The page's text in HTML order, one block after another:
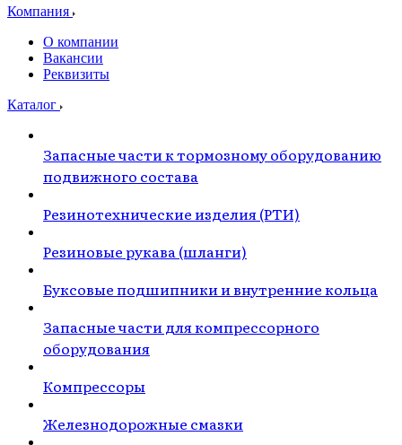
Компания
О компании
Вакансии
Реквизиты
Каталог
Запасные части к тормозному оборудованию
подвижного состава
Резинотехнические изделия (РТИ)
Резиновые рукава (шланги)
Буксовые подшипники и внутренние кольца
Запасные части для компрессорного
оборудования
Компрессоры
Железнодорожные смазки